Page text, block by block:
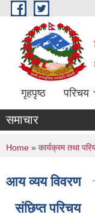
Skip to main content
गृहपृष्ठ परिचय
समाचार
You are
Home » कार्यक्रम तथा
आय व्यय विवरण
संछिप्त परिचय